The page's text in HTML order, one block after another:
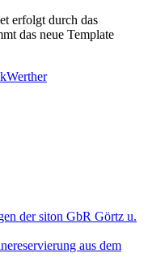
erfolgt durch das
das neue Template
Werther
der siton GbR Görtz u.
aus dem